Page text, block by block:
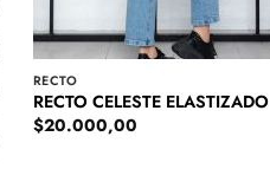
RECTO
RECTO CELESTE ELASTIZADO
$20.000,00